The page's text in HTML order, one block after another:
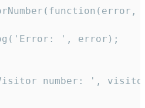
', error);
number: ',